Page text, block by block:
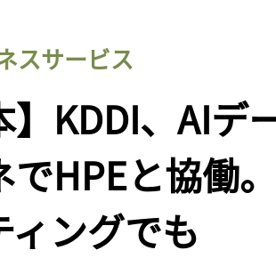
スサービス
】KDDI、AI
でHPEと協働
ィングでも